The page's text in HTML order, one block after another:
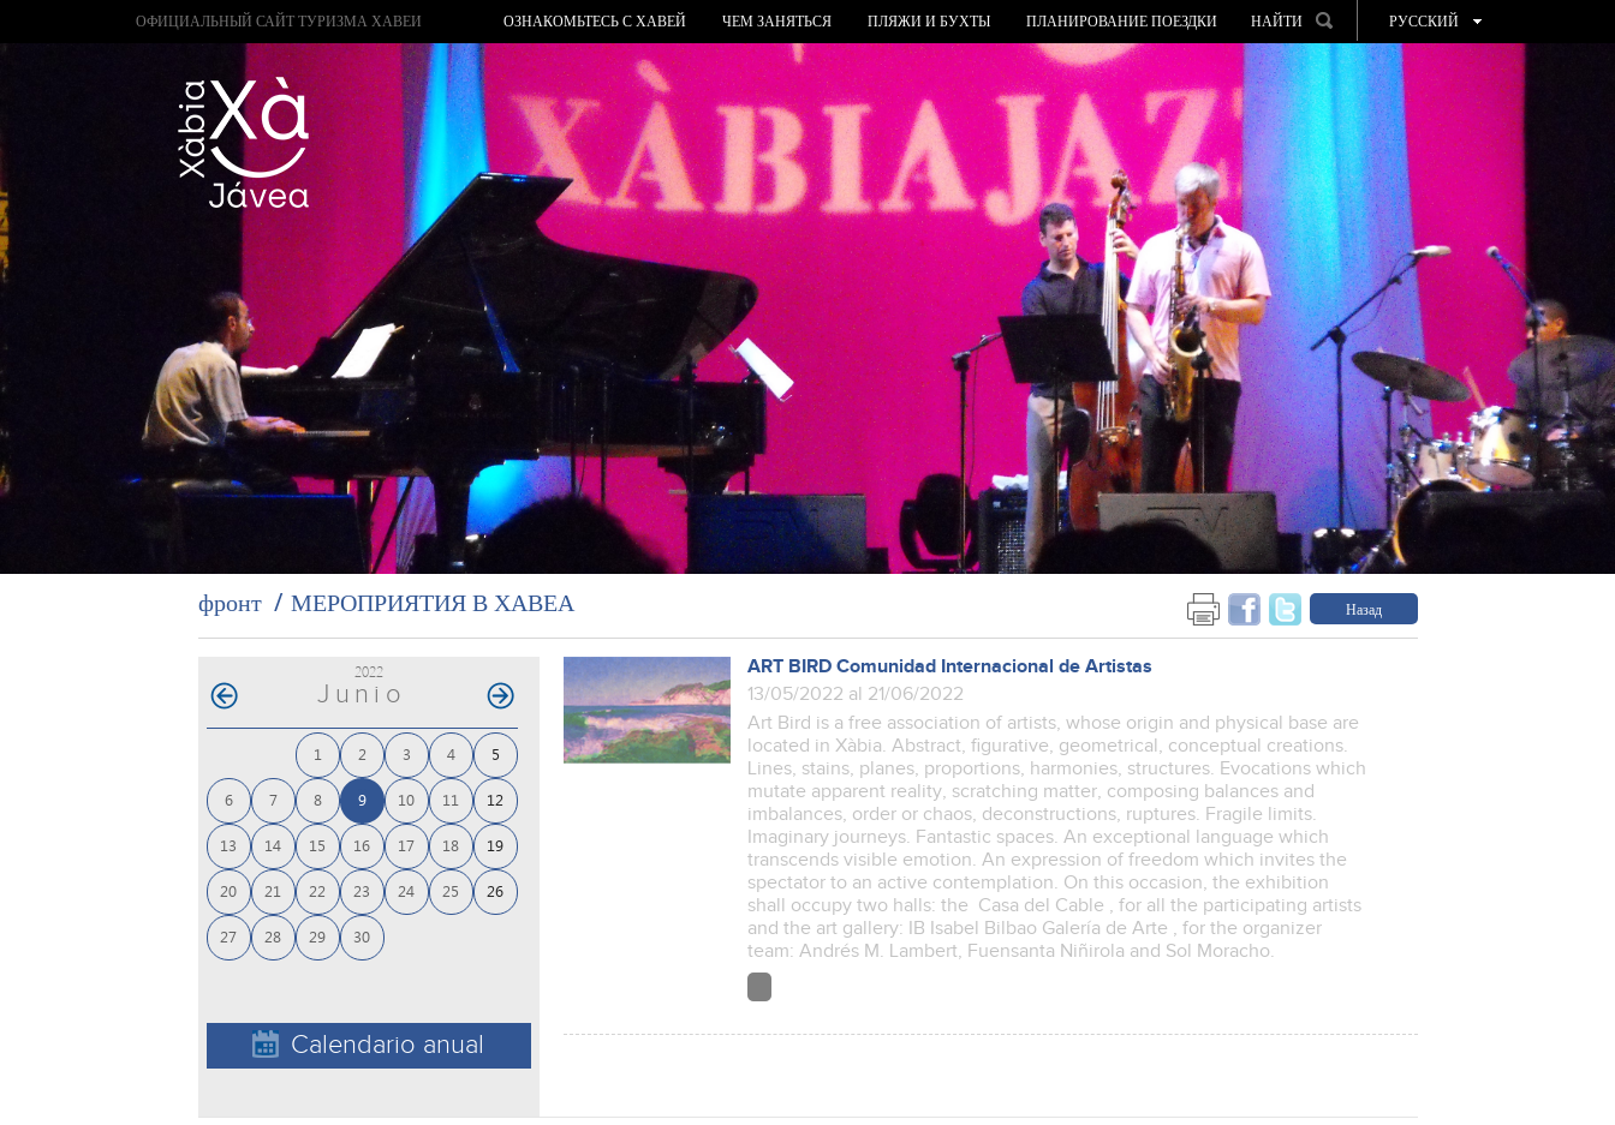
ОФИЦИАЛЬНЫЙ САЙТ ТУРИЗМА ХАВЕИ ОЗНАКОМЬТЕСЬ С ХАВЕЙ ЧЕМ ЗАНЯТЬСЯ ПЛЯЖИ И БУХТЫ ПЛАНИРОВАНИЕ ПОЕЗДКИ НАЙТИ
РУССКИЙ
ESPAÑOL
VALENCIÀ
ENGLISH
FRANÇAIS
DEUTSCH
фронт МЕРОПРИЯТИЯ В ХАВЕА Назад
2022
Junio
1 2 3 4 5
6 7 8 9 10 11 12
13 14 15 16 17 18 19
20 21 22 23 24 25 26
27 28 29 30
Calendario anual
ART BIRD Comunidad Internacional de Artistas
13/05/2022 al 21/06/2022
Art Bird is a free association of artists, whose origin and physical base are
located in Xàbia. Abstract, figurative, geometrical, conceptual creations.
Lines, stains, planes, proportions, harmonies, structures. Evocations which
mutate apparent reality, scratching matter, composing balances and
imbalances, order or chaos, deconstructions, ruptures. Fragile limits.
Imaginary journeys. Fantastic spaces. An exceptional language which
transcends visible emotion. An expression of freedom which invites the
spectator to an active contemplation. On this occasion, the exhibition
shall occupy two halls: the Casa del Cable , for all the participating artists
and the art gallery: IB Isabel Bilbao Galería de Arte , for the organizer
team: Andrés M. Lambert, Fuensanta Niñirola and Sol Moracho.